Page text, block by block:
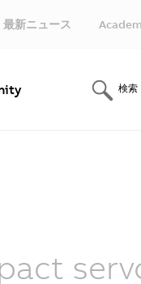
最新ニュース
検索